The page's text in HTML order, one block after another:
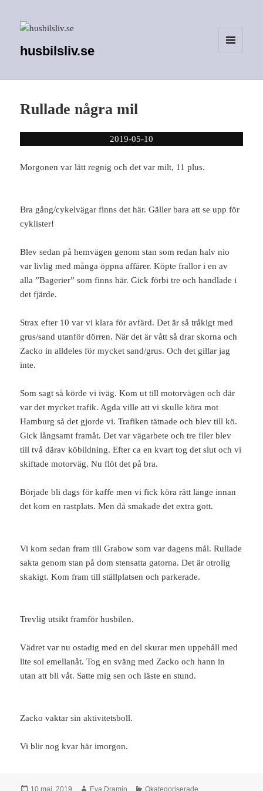
husbilsliv.se
Rullade några mil
2019-05-10
Morgonen var lätt regnig och det var milt, 11 plus.
Bra gång/cykelvägar finns det här. Gäller bara att se upp för
cyklister!
Blev sedan på hemvägen genom stan som redan halv nio
var livlig med många öppna affärer. Köpte frallor i en av
alla ”Bagerier” som finns här. Gick förbi tre och handlade i
det fjärde.
Strax efter 10 var vi klara för avfärd. Det är så tråkigt med
grus/sand utanför dörren. När det är vått så drar skorna och
Zacko in alldeles för mycket sand/grus. Och det gillar jag
inte.
Som sagt så körde vi iväg. Kom ut till motorvägen och där
var det mycket trafik. Agda ville att vi skulle köra mot
Hamburg så det gjorde vi. Trafiken tätnade och blev till kö.
Gick långsamt framåt. Det var vägarbete och tre filer blev
till två därav köbildning. Efter ca en kvart tog det slut och vi
skiftade motorväg. Nu flöt det på bra.
Började bli dags för kaffe men vi fick köra rätt länge innan
det kom en rastplats. Men då smakade det extra gott.
Vi kom sedan fram till Grabow som var dagens mål. Rullade
sakta genom stan på dom stensatta gatorna. Det är otrolig
skakigt. Kom fram till ställplatsen och parkerade.
Trevlig utsikt framför husbilen.
Vädret var nu ostadig med en del skurar men uppehåll med
lite sol emellanåt. Tog en sväng med Zacko och hann in
utan att bli våt. Satte mig sen och läste en stund.
Zacko vaktar sin aktivitetsboll.
Vi blir nog kvar här imorgon.
Postat
10 maj, 2019 Författare
Eva Dramin Kategorier
Okategoriserade